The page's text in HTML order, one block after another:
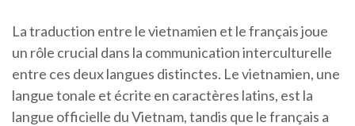
La traduction entre le vietnamien et le français joue
un rôle crucial dans la communication interculturelle
entre ces deux langues distinctes. Le vietnamien, une
langue tonale et écrite en caractères latins, est la
langue officielle du Vietnam, tandis que le français a